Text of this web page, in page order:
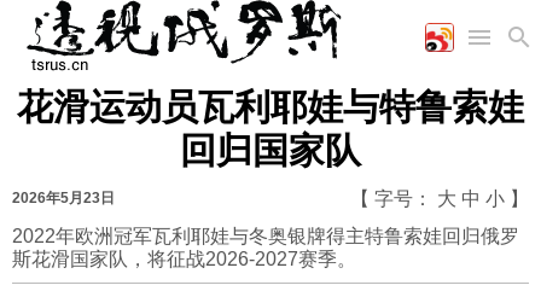
首页
国际
时政
陆军
军事合作
工业
能源
农业
美食
娱乐
漫画
视频
图表
花滑运动员瓦利耶娃与特鲁索娃
回归国家队
2026年5月23日 【 字号： 大 中 小 】
2022年欧洲冠军瓦利耶娃与冬奥银牌得主特鲁索娃回归俄罗
斯花滑国家队，将征战2026-2027赛季。